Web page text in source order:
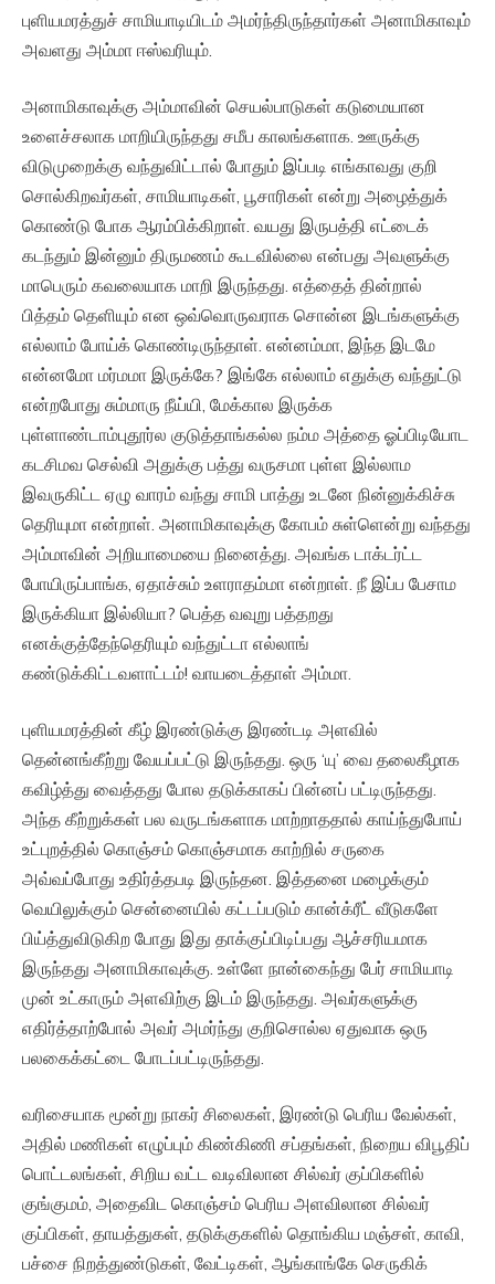
புளியமரத்துச் சாமியாடியிடம் அமர்ந்திருந்தார்கள் அனாமிகாவும்
அவளது அம்மா ஈஸ்வரியும்.
அனாமிகாவுக்கு அம்மாவின் செயல்பாடுகள் கடுமையான
உளைச்சலாக மாறியிருந்தது சமீப காலங்களாக. ஊருக்கு
விடுமுறைக்கு வந்துவிட்டால் போதும் இப்படி எங்காவது குறி
சொல்கிறவர்கள், சாமியாடிகள், பூசாரிகள் என்று அழைத்துக்
கொண்டு போக ஆரம்பிக்கிறாள். வயது இருபத்தி எட்டைக்
கடந்தும் இன்னும் திருமணம் கூடவில்லை என்பது அவளுக்கு
மாபெரும் கவலையாக மாறி இருந்தது. எத்தைத் தின்றால்
பித்தம் தெளியும் என ஒவ்வொருவராக சொன்ன இடங்களுக்கு
எல்லாம் போய்க் கொண்டிருந்தாள். என்னம்மா, இந்த இடமே
என்னமோ மர்மமா இருக்கே? இங்கே எல்லாம் எதுக்கு வந்துட்டு
என்றபோது சும்மாரு நீய்யி, மேக்கால இருக்க
புள்ளாண்டாம்புதூர்ல குடுத்தாங்கல்ல நம்ம அத்தை ஓப்பிடியோட
கடசிமவ செல்வி அதுக்கு பத்து வருசமா புள்ள இல்லாம
இவருகிட்ட ஏழு வாரம் வந்து சாமி பாத்து உடனே நின்னுக்கிச்சு
தெரியுமா என்றாள். அனாமிகாவுக்கு கோபம் சுள்ளென்று வந்தது
அம்மாவின் அறியாமையை நினைத்து. அவங்க டாக்டர்ட்ட
போயிருப்பாங்க, ஏதாச்சும் உளராதம்மா என்றாள். நீ இப்ப பேசாம
இருக்கியா இல்லியா? பெத்த வவுறு பத்தறது
எனக்குத்தேந்தெரியும் வந்துட்டா எல்லாங்
கண்டுக்கிட்டவளாட்டம்! வாயடைத்தாள் அம்மா.
புளியமரத்தின் கீழ் இரண்டுக்கு இரண்டடி அளவில்
தென்னங்கீற்று வேயப்பட்டு இருந்தது. ஒரு ‘யு’ வை தலைகீழாக
கவிழ்த்து வைத்தது போல தடுக்காகப் பின்னப் பட்டிருந்தது.
அந்த கீற்றுக்கள் பல வருடங்களாக மாற்றாததால் காய்ந்துபோய்
உட்புறத்தில் கொஞ்சம் கொஞ்சமாக காற்றில் சருகை
அவ்வப்போது உதிர்த்தபடி இருந்தன. இத்தனை மழைக்கும்
வெயிலுக்கும் சென்னையில் கட்டப்படும் கான்க்ரீட் வீடுகளே
பிய்த்துவிடுகிற போது இது தாக்குப்பிடிப்பது ஆச்சரியமாக
இருந்தது அனாமிகாவுக்கு. உள்ளே நான்கைந்து பேர் சாமியாடி
முன் உட்காரும் அளவிற்கு இடம் இருந்தது. அவர்களுக்கு
எதிர்த்தாற்போல் அவர் அமர்ந்து குறிசொல்ல ஏதுவாக ஒரு
பலகைக்கட்டை போடப்பட்டிருந்தது.
வரிசையாக மூன்று நாகர் சிலைகள், இரண்டு பெரிய வேல்கள்,
அதில் மணிகள் எழுப்பும் கிண்கிணி சப்தங்கள், நிறைய விபூதிப்
பொட்டலங்கள், சிறிய வட்ட வடிவிலான சில்வர் குப்பிகளில்
குங்குமம், அதைவிட கொஞ்சம் பெரிய அளவிலான சில்வர்
குப்பிகள், தாயத்துகள், தடுக்குகளில் தொங்கிய மஞ்சள், காவி,
பச்சை நிறத்துண்டுகள், வேட்டிகள், ஆங்காங்கே செருகிக்